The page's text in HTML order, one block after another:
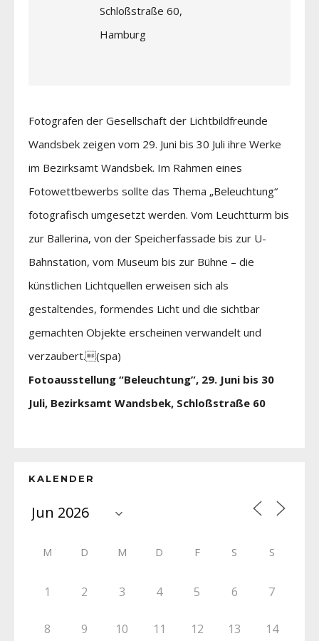
Schloßstraße 60,
Hamburg
Fotografen der Gesellschaft der Lichtbildfreunde
Wandsbek zeigen vom 29. Juni bis 30 Juli ihre Werke
im Bezirksamt Wandsbek. Im Rahmen eines
Fotowettbewerbs sollte das Thema „Beleuchtung“
fotografisch umgesetzt werden. Vom Leuchtturm bis
zur Ballerina, von der Speicherfassade bis zur U-
Bahnstation, vom Museum bis zur Bühne – die
künstlichen Lichtquellen erweisen sich als
gestaltendes, formendes Licht und die sichtbar
gemachten Objekte erscheinen verwandelt und
verzaubert.(spa)
Fotoausstellung “Beleuchtung”, 29. Juni bis 30
Juli, Bezirksamt Wandsbek, Schloßstraße 60
KALENDER
M D M D F S S
1 2 3 4 5 6 7
8 9 10 11 12 13 14